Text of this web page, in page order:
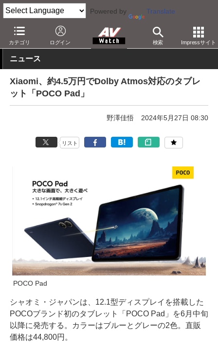
Powered by Translate
カテゴリ ログイン 検索 Impressサイト
AV Watch 製品 タブレット
ニュース
Xiaomi、約4.5万円でDolby Atmos対応のタブレ
ット「POCO Pad」
野澤佳悟 2024年5月27日 08:30
リスト
POCO Pad
シャオミ・ジャパンは、12.1型ディスプレイを搭載した
POCOブランド初のタブレット「POCO Pad」を6月中旬
以降に発売する。カラーはブルーとグレーの2色。直販
価格は44,800円。